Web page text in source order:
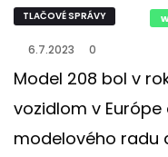
TLAČOVÉ SPRÁVY
6.7.2023 0
Model 208 bol v
vozidlom v
modelového radu